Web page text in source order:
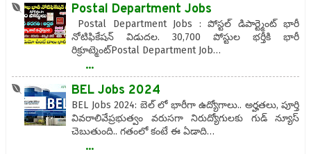
Postal Department Jobs
Postal Department Jobs : పోస్టల్ డిపార్ట్మెంట్ భారీ
నోటిఫికేషన్ విడుదల. 30,700 పోస్టుల భర్తీకి భారీ
రిక్రూట్మెంట్Postal Department Job…
...
BEL Jobs 2024
BEL Jobs 2024: బెల్ లో భారీగా ఉద్యోగాలు.. అర్హతలు, పూర్తి
వివరాలివేప్రభుత్వం వరుసగా నిరుద్యోగులకు గుడ్ న్యూస్
చెబుతుంది.. గతంలో కంటే ఈ ఏడాది…
...